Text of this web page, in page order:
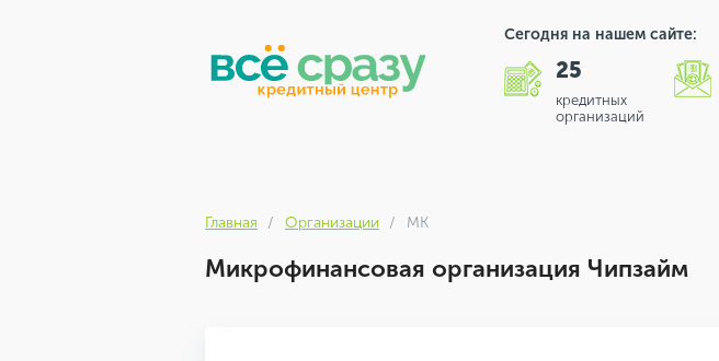
Сегодня на нашем сайте:
25
кредитных
организаций
Главная Организации МК
Микрофинансовая организация Чипзайм